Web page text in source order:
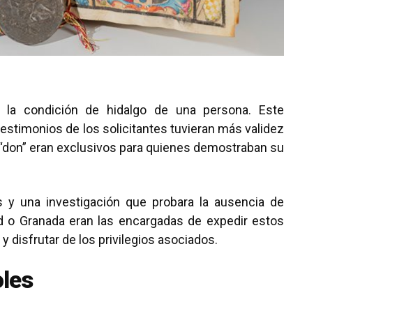
condición de hidalgo de una persona. Este
de los solicitantes tuvieran más validez
eran exclusivos para quienes demostraban su
una investigación que probara la ausencia de
Granada eran las encargadas de expedir estos
disfrutar de los privilegios asociados.